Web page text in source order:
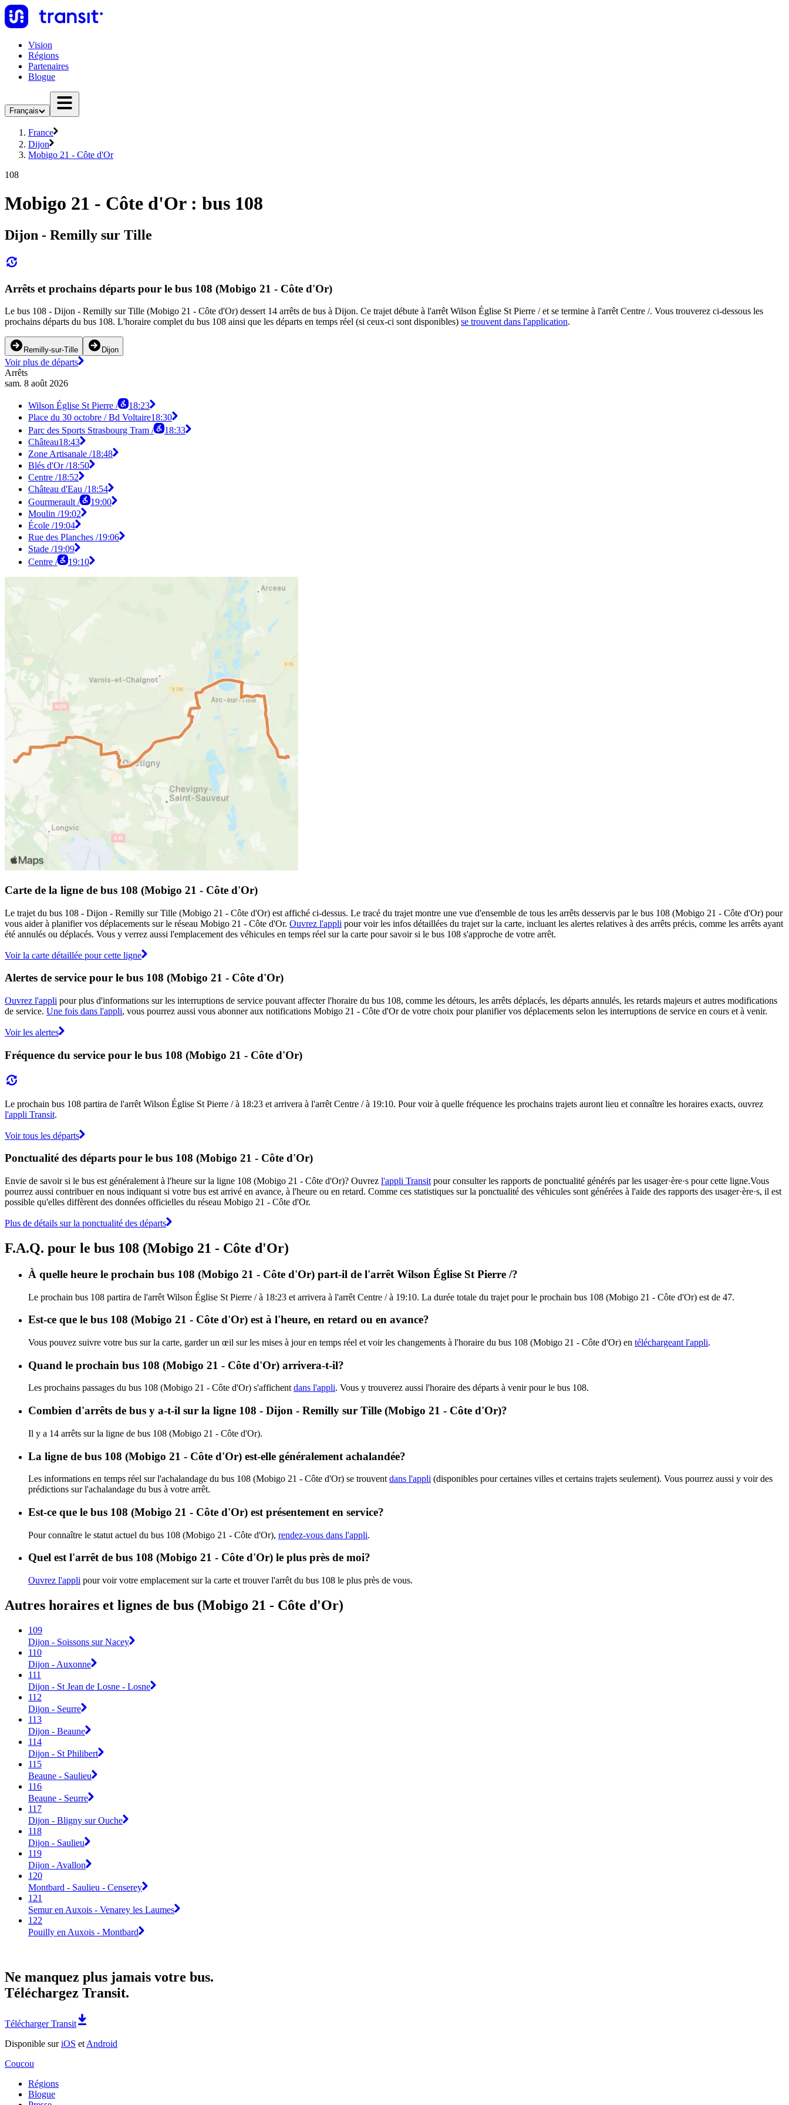
Vision
Régions
Partenaires
Blogue
Français
France
Dijon
Mobigo 21 - Côte d'Or
108
Mobigo 21 - Côte d'Or : bus 108
Dijon - Remilly sur Tille
Arrêts et prochains départs pour le bus 108 (Mobigo 21 - Côte d'Or)
Le bus 108 - Dijon - Remilly sur Tille (Mobigo 21 - Côte d'Or) dessert 14 arrêts de bus à Dijon. Ce trajet débute à l'arrêt Wilson Église St Pierre / et se termine à l'arrêt Centre /. Vous trouverez ci-dessous les
prochains départs du bus 108. L'horaire complet du bus 108 ainsi que les départs en temps réel (si ceux-ci sont disponibles) se trouvent dans l'application.
Remilly-sur-Tille Dijon
Voir plus de départs
Arrêts
sam. 8 août 2026
Wilson Église St Pierre /
18:23
Place du 30 octobre / Bd Voltaire18:30
Parc des Sports Strasbourg Tram /
18:33
Château18:43
Zone Artisanale /18:48
Blés d'Or /18:50
Centre /18:52
Château d'Eau /18:54
Gourmerault /
19:00
Moulin /19:02
École /19:04
Rue des Planches /19:06
Stade /19:09
Centre /
19:10
Carte de la ligne de bus 108 (Mobigo 21 - Côte d'Or)
Le trajet du bus 108 - Dijon - Remilly sur Tille (Mobigo 21 - Côte d'Or) est affiché ci-dessus. Le tracé du trajet montre une vue d'ensemble de tous les arrêts desservis par le bus 108 (Mobigo 21 - Côte d'Or) pour
vous aider à planifier vos déplacements sur le réseau Mobigo 21 - Côte d'Or. Ouvrez l'appli pour voir les infos détaillées du trajet sur la carte, incluant les alertes relatives à des arrêts précis, comme les arrêts ayant
été annulés ou déplacés. Vous y verrez aussi l'emplacement des véhicules en temps réel sur la carte pour savoir si le bus 108 s'approche de votre arrêt.
Voir la carte détaillée pour cette ligne
Alertes de service pour le bus 108 (Mobigo 21 - Côte d'Or)
Ouvrez l'appli pour plus d'informations sur les interruptions de service pouvant affecter l'horaire du bus 108, comme les détours, les arrêts déplacés, les départs annulés, les retards majeurs et autres modifications
de service. Une fois dans l'appli, vous pourrez aussi vous abonner aux notifications Mobigo 21 - Côte d'Or de votre choix pour planifier vos déplacements selon les interruptions de service en cours et à venir.
Voir les alertes
Fréquence du service pour le bus 108 (Mobigo 21 - Côte d'Or)
Le prochain bus 108 partira de l'arrêt Wilson Église St Pierre / à 18:23 et arrivera à l'arrêt Centre / à 19:10. Pour voir à quelle fréquence les prochains trajets auront lieu et connaître les horaires exacts, ouvrez
l'appli Transit.
Voir tous les départs
Ponctualité des départs pour le bus 108 (Mobigo 21 - Côte d'Or)
Envie de savoir si le bus est généralement à l'heure sur la ligne 108 (Mobigo 21 - Côte d'Or)? Ouvrez l'appli Transit pour consulter les rapports de ponctualité générés par les usager·ère·s pour cette ligne.Vous
pourrez aussi contribuer en nous indiquant si votre bus est arrivé en avance, à l'heure ou en retard. Comme ces statistiques sur la ponctualité des véhicules sont générées à l'aide des rapports des usager·ère·s, il est
possible qu'elles diffèrent des données officielles du réseau Mobigo 21 - Côte d'Or.
Plus de détails sur la ponctualité des départs
F.A.Q. pour le bus 108 (Mobigo 21 - Côte d'Or)
À quelle heure le prochain bus 108 (Mobigo 21 - Côte d'Or) part-il de l'arrêt Wilson Église St Pierre /?
Le prochain bus 108 partira de l'arrêt Wilson Église St Pierre / à 18:23 et arrivera à l'arrêt Centre / à 19:10. La durée totale du trajet pour le prochain bus 108 (Mobigo 21 - Côte d'Or) est de 47.
Est-ce que le bus 108 (Mobigo 21 - Côte d'Or) est à l'heure, en retard ou en avance?
Vous pouvez suivre votre bus sur la carte, garder un œil sur les mises à jour en temps réel et voir les changements à l'horaire du bus 108 (Mobigo 21 - Côte d'Or) en téléchargeant l'appli.
Quand le prochain bus 108 (Mobigo 21 - Côte d'Or) arrivera-t-il?
Les prochains passages du bus 108 (Mobigo 21 - Côte d'Or) s'affichent dans l'appli. Vous y trouverez aussi l'horaire des départs à venir pour le bus 108.
Combien d'arrêts de bus y a-t-il sur la ligne 108 - Dijon - Remilly sur Tille (Mobigo 21 - Côte d'Or)?
Il y a 14 arrêts sur la ligne de bus 108 (Mobigo 21 - Côte d'Or).
La ligne de bus 108 (Mobigo 21 - Côte d'Or) est-elle généralement achalandée?
Les informations en temps réel sur l'achalandage du bus 108 (Mobigo 21 - Côte d'Or) se trouvent dans l'appli (disponibles pour certaines villes et certains trajets seulement). Vous pourrez aussi y voir des
prédictions sur l'achalandage du bus à votre arrêt.
Est-ce que le bus 108 (Mobigo 21 - Côte d'Or) est présentement en service?
Pour connaître le statut actuel du bus 108 (Mobigo 21 - Côte d'Or), rendez-vous dans l'appli.
Quel est l'arrêt de bus 108 (Mobigo 21 - Côte d'Or) le plus près de moi?
Ouvrez l'appli pour voir votre emplacement sur la carte et trouver l'arrêt du bus 108 le plus près de vous.
Autres horaires et lignes de bus (Mobigo 21 - Côte d'Or)
109
Dijon - Soissons sur Nacey
110
Dijon - Auxonne
111
Dijon - St Jean de Losne - Losne
112
Dijon - Seurre
113
Dijon - Beaune
114
Dijon - St Philibert
115
Beaune - Saulieu
116
Beaune - Seurre
117
Dijon - Bligny sur Ouche
118
Dijon - Saulieu
119
Dijon - Avallon
120
Montbard - Saulieu - Censerey
121
Semur en Auxois - Venarey les Laumes
122
Pouilly en Auxois - Montbard
Ne manquez plus jamais votre bus.
Téléchargez Transit.
Télécharger Transit
Disponible suriOS et Android
Coucou
Régions
Blogue